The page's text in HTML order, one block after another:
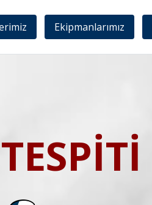
Ekipmanlarımız